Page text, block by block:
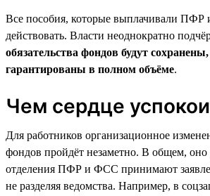
Все пособия, которые выплачивали
действовать. Власти неоднократно
обязательства фондов будут
гарантированы в полном объёме.
Чем сердце
Для работников организационное
фондов пройдёт незаметно. В общем, оно
отделения ПФР и ФСС принимают
не разделяя ведомства. Например, в